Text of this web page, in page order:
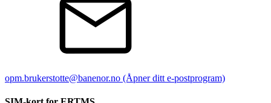
opm.brukerstotte@banenor.no (Åpner ditt e-postprogram)